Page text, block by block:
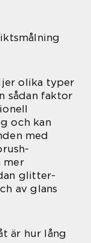
olika typer
sådan faktor
och kan
med
mer
glitter-
av glans
är hur lång